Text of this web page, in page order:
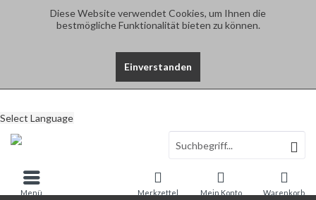
Diese Website verwendet Cookies, um Ihnen die
bestmögliche Funktionalität bieten zu können.
Einverstanden
Select Language
Warenkorb
Merkzettel Mein Konto
Menü